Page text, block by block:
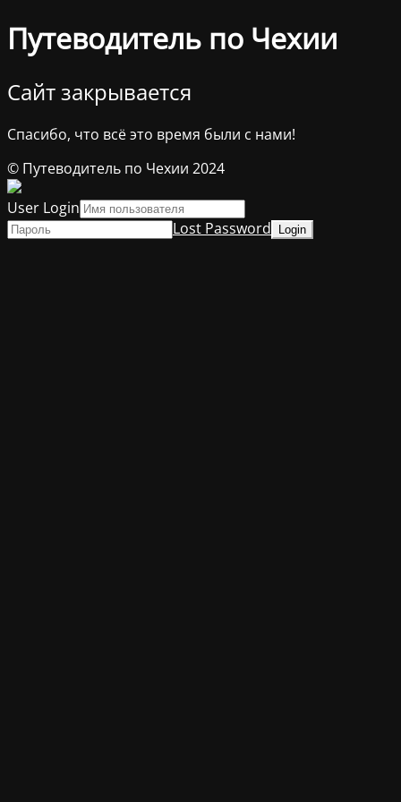
Путеводитель по Чехии
Сайт закрывается
Спасибо, что всё это время были с нами!
© Путеводитель по Чехии 2024
User Login
Lost Password